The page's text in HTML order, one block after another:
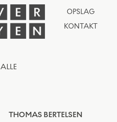
OPSLAG
KONTAKT
ALLE
THOMAS BERTELSEN